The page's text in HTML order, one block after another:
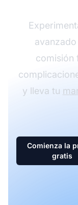
comisión
y lleva tu
Comienza la
gratis